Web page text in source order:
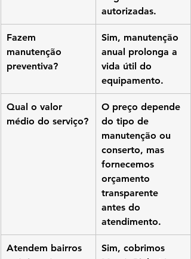
autorizadas.
Fazem
manutenção
preventiva?
Sim, manutenção
anual prolonga a
vida útil do
equipamento.
Qual o valor
médio do serviço?
O preço depende
do tipo de
manutenção ou
conserto, mas
fornecemos
orçamento
transparente
antes do
atendimento.
Atendem bairros
Sim, cobrimos